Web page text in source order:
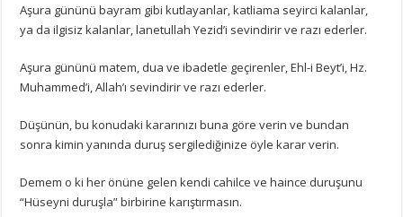
Aşura gününü bayram gibi kutlayanlar, katliama seyirci kalanlar,
ya da ilgisiz kalanlar, lanetullah Yezid’i sevindirir ve razı ederler.
Aşura gününü matem, dua ve ibadetle geçirenler, Ehl-i Beyt’i, Hz.
Muhammed’i, Allah’ı sevindirir ve razı ederler.
Düşünün, bu konudaki kararınızı buna göre verin ve bundan
sonra kimin yanında duruş sergilediğinize öyle karar verin.
Demem o ki her önüne gelen kendi cahilce ve haince duruşunu
“Hüseyni duruşla” birbirine karıştırmasın.